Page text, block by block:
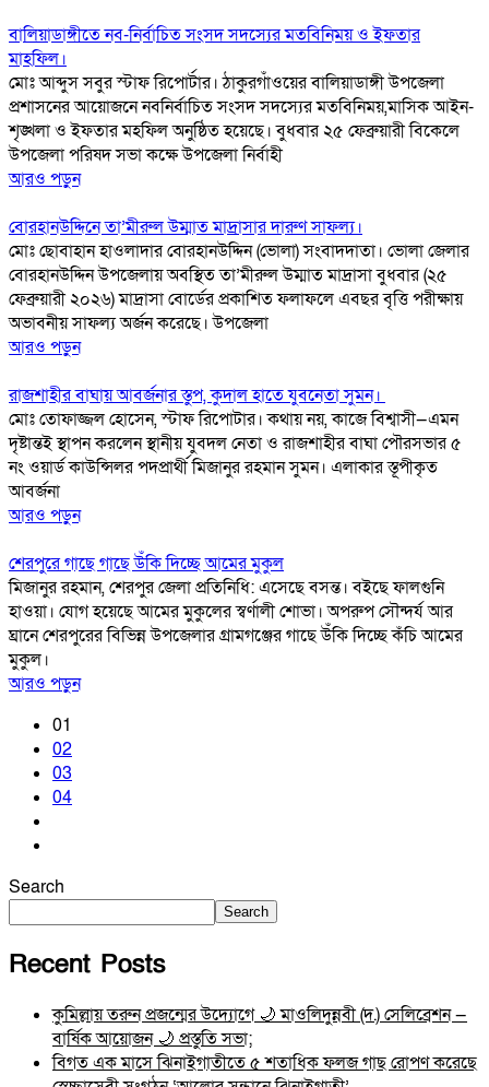
বালিয়াডাঙ্গীতে নব-নির্বাচিত সংসদ সদস্যের মতবিনিময় ও ইফতার
মাহফিল।
মোঃ আব্দুস সবুর স্টাফ রিপোর্টার। ঠাকুরগাঁওয়ের বালিয়াডাঙ্গী উপজেলা
প্রশাসনের আয়োজনে নবনির্বাচিত সংসদ সদস্যের মতবিনিময়,মাসিক আইন-
শৃঙ্খলা ও ইফতার মহফিল অনুষ্ঠিত হয়েছে। বুধবার ২৫ ফেব্রুয়ারী বিকেলে
উপজেলা পরিষদ সভা কক্ষে উপজেলা নির্বাহী
আরও পড়ুন
বোরহানউদ্দিনে তা’মীরুল উম্মাত মাদ্রাসার দারুণ সাফল্য।
মোঃ ছোবাহান হাওলাদার বোরহানউদ্দিন (ভোলা) সংবাদদাতা। ভোলা জেলার
বোরহানউদ্দিন উপজেলায় অবস্থিত তা’মীরুল উম্মাত মাদ্রাসা বুধবার (২৫
ফেব্রুয়ারী ২০২৬) মাদ্রাসা বোর্ডের প্রকাশিত ফলাফলে এবছর বৃত্তি পরীক্ষায়
অভাবনীয় সাফল্য অর্জন করেছে। উপজেলা
আরও পড়ুন
রাজশাহীর বাঘায় আবর্জনার স্তুপ, কুদাল হাতে যুবনেতা সুমন।
মোঃ তোফাজ্জল হোসেন, স্টাফ রিপোটার। কথায় নয়, কাজে বিশ্বাসী—এমন
দৃষ্টান্তই স্থাপন করলেন স্থানীয় যুবদল নেতা ও রাজশাহীর বাঘা পৌরসভার ৫
নং ওয়ার্ড কাউন্সিলর পদপ্রার্থী মিজানুর রহমান সুমন। এলাকার স্তূপীকৃত
আবর্জনা
আরও পড়ুন
শেরপুরে গাছে গাছে উঁকি দিচ্ছে আমের মুকুল
মিজানুর রহমান, শেরপুর জেলা প্রতিনিধি: এসেছে বসন্ত। বইছে ফালগুনি
হাওয়া। যোগ হয়েছে আমের মুকুলের স্বর্ণালী শোভা। অপরুপ সৌন্দর্য আর
ঘ্রানে শেরপুরের বিভিন্ন উপজেলার গ্রামগঞ্জের গাছে উঁকি দিচ্ছে কঁচি আমের
মুকুল।
আরও পড়ুন
01
02
03
04
Search
Search
Recent Posts
কুমিল্লায় তরুন প্রজন্মের উদ্যোগে 🌙 মাওলিদুন্নবী (দ.) সেলিব্রেশন —
বার্ষিক আয়োজন 🌙 প্রস্তুতি সভা;
বিগত এক মাসে ঝিনাইগাতীতে ৫ শতাধিক ফলজ গাছ রোপণ করেছে